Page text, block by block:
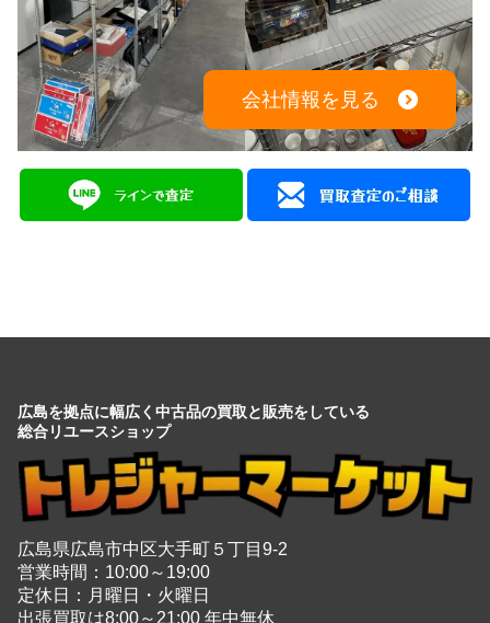
会社情報を見る
広島を拠点に幅広く中古品の買取と販売をしている
総合リユースショップ
広島県広島市中区大手町５丁目9-2
営業時間：10:00～19:00